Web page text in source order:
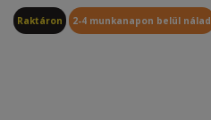
Raktáron 2-4 munkanapon belül nálad